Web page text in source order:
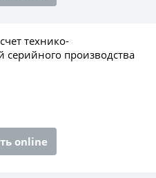
технико-
серийного производства
online